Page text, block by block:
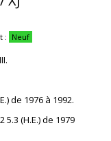
: Neuf
de 1976 à 1992.
5.3 (H.E.) de 1979